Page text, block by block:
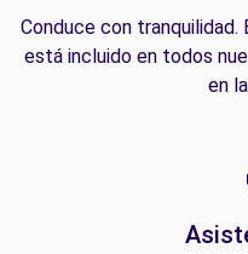
Conduce con tranquilidad.
está incluido en todos
en